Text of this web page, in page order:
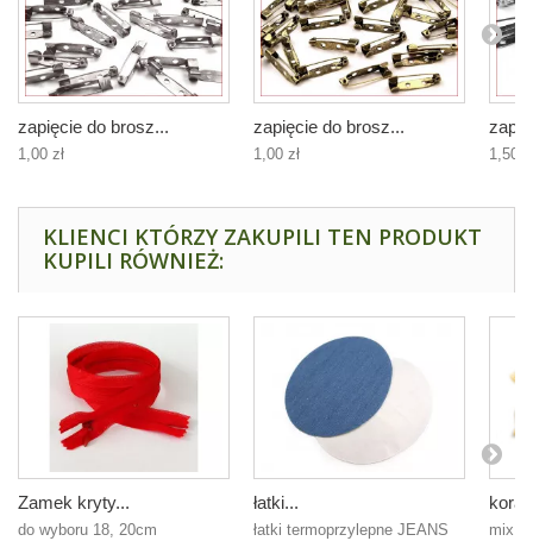
zapięcie do brosz...
1,00 zł
zapięcie do brosz...
1,00 zł 1,50
KLIENCI KTÓRZY ZAKUPILI TEN PRODUKT
KUPILI RÓWNIEŻ:
Zamek kryty...
do wyboru 18, 20cm
łatki...
łatki termoprzylepne JEANS
mix